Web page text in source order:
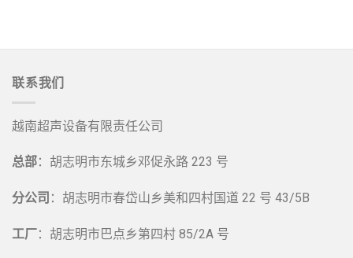
联系我们
越南超声设备有限责任公司
总部：胡志明市东城乡邓促永路 223 号
分公司 ：胡志明市春岱山乡美和四村国道 22 号 43/5B
工厂：胡志明市巴点乡第四村 85/2A 号